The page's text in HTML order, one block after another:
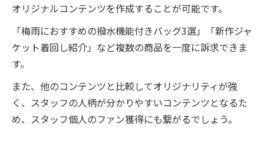
オリジナルコンテンツを作成することが可能です。
「梅雨におすすめの撥水機能付きバッグ3選」「新作ジャ
ケット着回し紹介」など複数の商品を一度に訴求できま
す。
また、他のコンテンツと比較してオリジナリティが強
く、スタッフの人柄が分かりやすいコンテンツとなるた
め、スタッフ個人のファン獲得にも繋がるでしょう。